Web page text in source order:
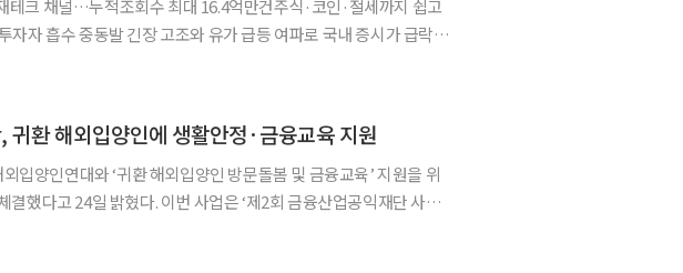
테크 채널…누적조회수 최대 16.4억만건주식·코인·절세까지 쉽고
여파로 국내 증시가 급락한
귀환 해외입양인에 생활안정·금융교육 지원
입양인연대와 ‘귀환 해외입양인 방문돌봄 및 금융교육’ 지원을 위
이번 사업은 ‘제2회 금융산업공익재단 사업